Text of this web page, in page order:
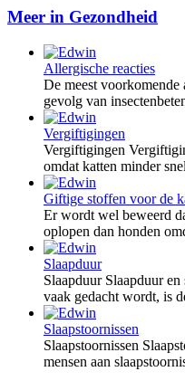
Meer in Gezondheid
Allergische reacties
De meest
gevolg van
Vergiftigingen
Vergiftigingen
omdat katten minder
Giftige stoffen voor de
Er wordt wel beweerd
oplopen dan honden
Slaapduur
Slaapduur Slaapduur
vaak gedacht wordt, is
Slaapstoornissen
Slaapstoornissen
mensen aan